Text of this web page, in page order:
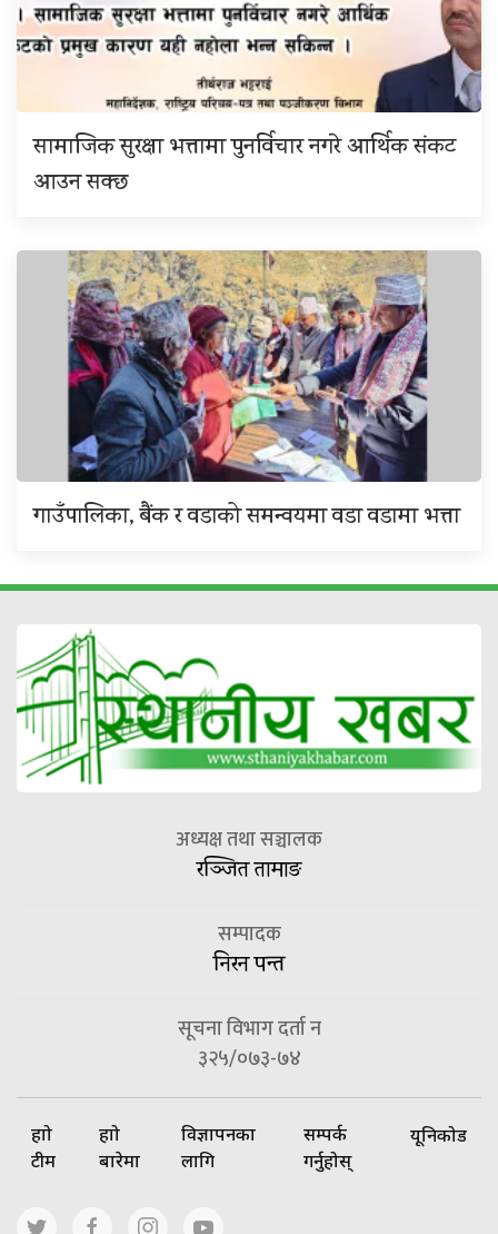
सामाजिक सुरक्षा भत्तामा पुनर्विचार नगरे आर्थिक संकट
आउन सक्छ
गाउँपालिका, बैंक र वडाको समन्वयमा वडा वडामा भत्ता
अध्यक्ष तथा सञ्चालक
रञ्जित तामाङ
सम्पादक
निरन पन्त
सूचना विभाग दर्ता न
३२५/०७३-७४
हाम्रो
टीम
हाम्रो
बारेमा
विज्ञापनका
लागि
सम्पर्क
गर्नुहोस्
यूनिकोड